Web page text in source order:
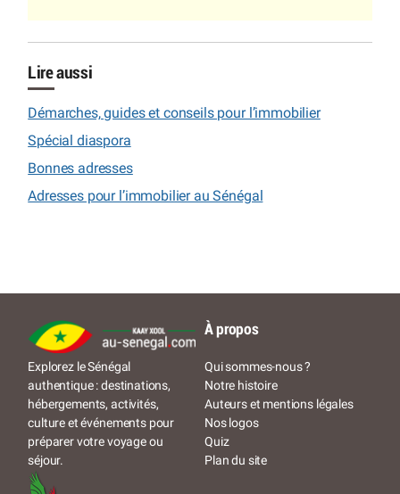
Lire aussi
Démarches, guides et conseils pour l’immobilier
Spécial diaspora
Bonnes adresses
Adresses pour l’immobilier au Sénégal
Explorez le Sénégal
authentique : destinations,
hébergements, activités,
culture et événements pour
préparer votre voyage ou
séjour.
À propos
Qui sommes-nous ?
Notre histoire
Auteurs et mentions légales
Nos logos
Quiz
Plan du site